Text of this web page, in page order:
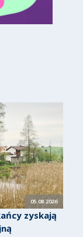
05.08.2026
zyskają